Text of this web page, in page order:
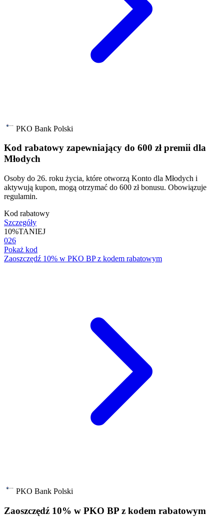
PKO Bank Polski
Kod rabatowy zapewniający do 600 zł premii dla
Młodych
Osoby do 26. roku życia, które otworzą Konto dla Młodych i
aktywują kupon, mogą otrzymać do 600 zł bonusu. Obowiązuje
regulamin.
Kod rabatowy
Szczegóły
10%TANIEJ
026
Pokaż kod
Zaoszczędź 10% w PKO BP z kodem rabatowym
PKO Bank Polski
Zaoszczędź 10% w PKO BP z kodem rabatowym